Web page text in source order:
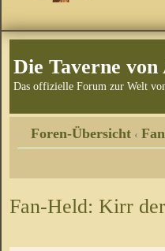
Die Taverne
Das offizielle Forum zur Welt
Foren-Übersicht ‹
Fan-Held: Kirr